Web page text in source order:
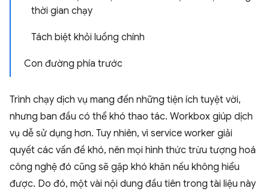
thời gian chạy
Tách biệt khỏi luồng chính
Con đường phía trước
Trình chạy dịch vụ mang đến những tiện ích tuyệt vời,
nhưng ban đầu có thể khó thao tác. Workbox giúp dịch
vụ dễ sử dụng hơn. Tuy nhiên, vì service worker giải
quyết các vấn đề khó, nên mọi hình thức trừu tượng hoá
công nghệ đó cũng sẽ gặp khó khăn nếu không hiểu
được. Do đó, một vài nội dung đầu tiên trong tài liệu này